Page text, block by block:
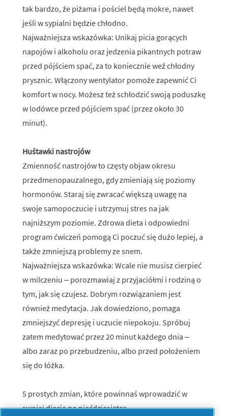
tak bardzo, że piżama i pościel będą mokre, nawet
jeśli w sypialni będzie chłodno.
Najważniejsza wskazówka: Unikaj picia gorących
napojów i alkoholu oraz jedzenia pikantnych potraw
przed pójściem spać, za to koniecznie weź chłodny
prysznic. Włączony wentylator pomoże zapewnić Ci
komfort w nocy. Możesz też schłodzić swoją poduszkę
w lodówce przed pójściem spać (przez około 30
minut).
Huśtawki nastrojów
Zmienność nastrojów to częsty objaw okresu
przedmenopauzalnego, gdy zmieniają się poziomy
hormonów. Staraj się zwracać większą uwagę na
swoje samopoczucie i utrzymuj stres na jak
najniższym poziomie. Zdrowa dieta i odpowiedni
program ćwiczeń pomogą Ci poczuć się dużo lepiej, a
także zmniejszą problemy ze snem.
Najważniejsza wskazówka: Wcale nie musisz cierpieć
w milczeniu – porozmawiaj z przyjaciółmi i rodziną o
tym, jak się czujesz. Dobrym rozwiązaniem jest
również medytacja. Jak dowiedziono, pomaga
zmniejszyć depresję i uczucie niepokoju. Spróbuj
zatem medytować przez 20 minut każdego dnia –
albo zaraz po przebudzeniu, albo przed położeniem
się do łóżka.
5 prostych zmian, które powinnaś wprowadzić w
swojej diecie po pięćdziesiątce